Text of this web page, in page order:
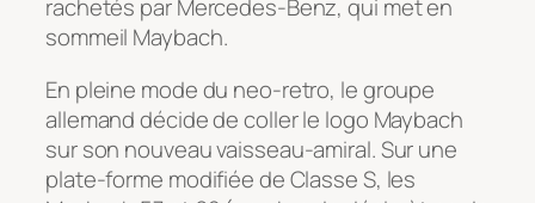
rachetés par Mercedes-Benz, qui met en
sommeil Maybach.
En pleine mode du neo-retro, le groupe
allemand décide de coller le logo Maybach
sur son nouveau vaisseau-amiral. Sur une
plate-forme modifiée de Classe S, les